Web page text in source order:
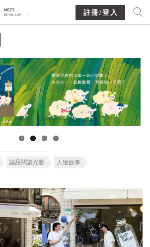
註冊/登入
誠品閱讀光影 人物故事